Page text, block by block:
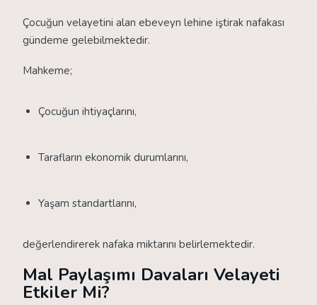
Çocuğun velayetini alan ebeveyn lehine iştirak nafakası
gündeme gelebilmektedir.
Mahkeme;
Çocuğun ihtiyaçlarını,
Tarafların ekonomik durumlarını,
Yaşam standartlarını,
değerlendirerek nafaka miktarını belirlemektedir.
Mal Paylaşımı Davaları Velayeti
Etkiler Mi?